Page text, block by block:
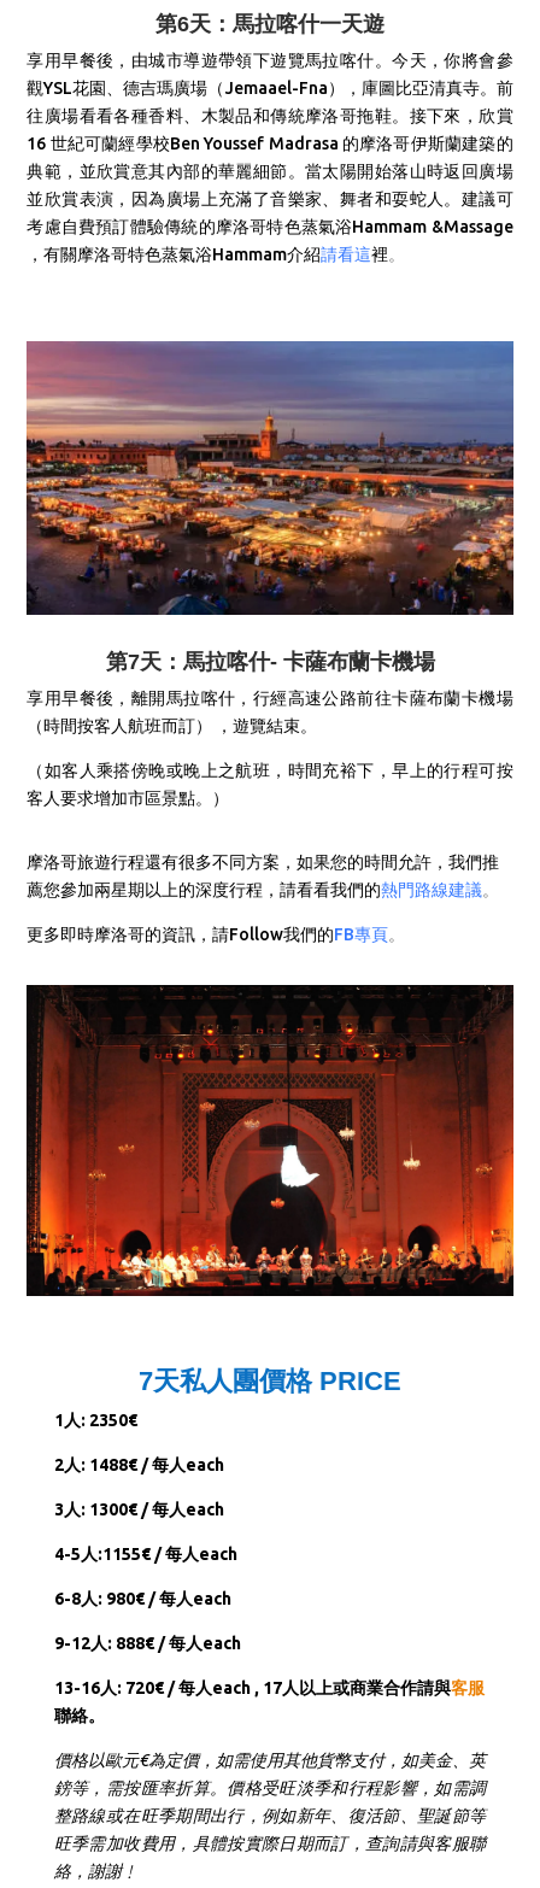
第6天：馬拉喀什一天遊
享用早餐後，由城市導遊帶領下遊覽馬拉喀什。今天，你將會參
觀YSL花園、德吉瑪廣場（Jemaael-Fna），庫圖比亞清真寺。前
往廣場看看各種香料、木製品和傳統摩洛哥拖鞋。接下來，欣賞
16 世紀可蘭經學校Ben Youssef Madrasa 的摩洛哥伊斯蘭建築的
典範，並欣賞意其內部的華麗細節。當太陽開始落山時返回廣場
並欣賞表演，因為廣場上充滿了音樂家、舞者和耍蛇人。 建議可
考慮自費預訂體驗傳統的摩洛哥特色蒸氣浴Hammam &Massage
，有關摩洛哥特色蒸氣浴Hammam介紹請看這裡。
第7天：馬拉喀什- 卡薩布蘭卡機場
享用早餐後，離開馬拉喀什，行經高速公路前往卡薩布蘭卡機場
（時間按客人航班而訂） ，遊覽結束。
（如客人乘搭傍晚或晚上之航班，時間充裕下，早上的行程可按
客人要求增加市區景點。）
摩洛哥旅遊行程還有很多不同方案，如果您的時間允許，我們推
薦您參加兩星期以上的深度行程，請看看我們的熱門路線建議。
更多即時摩洛哥的資訊，請Follow我們的FB專頁。
7天私人團價格 PRICE
1人: 2350€
2人: 1488€ / 每人each
3人: 1300€ / 每人each
4-5人:1155€ / 每人each
6-8人: 980€ / 每人each
9-12人: 888€ / 每人each
13-16人: 720€ / 每人each , 17人以上或商業合作請與客服
聯絡。
價格以歐元€為定價，如需使用其他貨幣支付，如美金、英
鎊等，需按匯率折算。價格受旺淡季和行程影響，如需調
整路線或在旺季期間出行，例如新年、復活節、聖誕節等
旺季需加收費用，具體按實際日期而訂，查詢請與客服聯
絡，謝謝﹗